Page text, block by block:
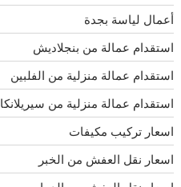
أعمال لياسة بجدة
استقدام عمالة من بنجلاديش
استقدام عمالة منزلية من الفلبين
استقدام عمالة منزلية من سيريلانكا
اسعار تركيب مكيفات
اسعار نقل العفش من الخبر